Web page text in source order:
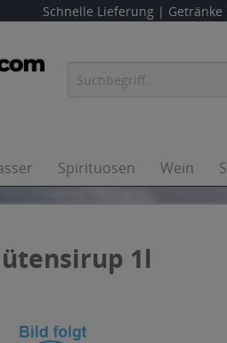
Schnelle Lieferung |
Spirituosen Wein
1l